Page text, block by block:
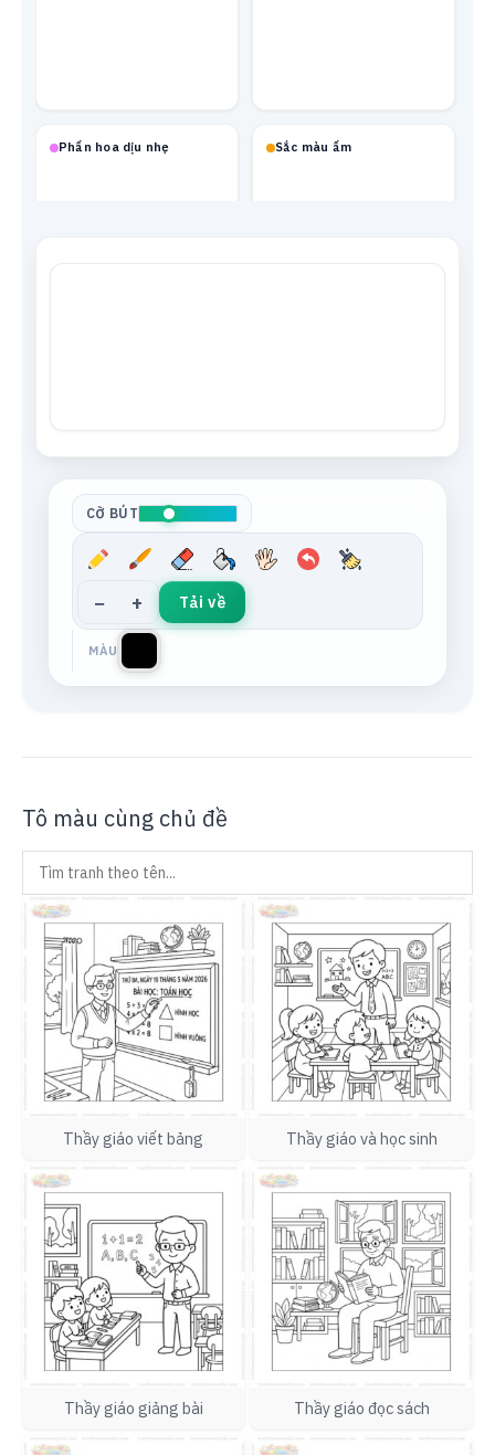
Phấn hoa dịu nhẹ Sắc màu ấm
CỠ BÚT
− + Tải về
MÀU
Tô màu cùng chủ đề
Thầy giáo viết bảng Thầy giáo và học sinh
Thầy giáo giảng bài Thầy giáo đọc sách